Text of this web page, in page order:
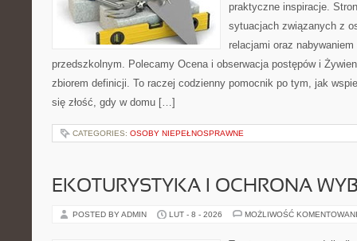
praktyczne inspiracje.
sytuacjach związanych z
relacjami oraz
przedszkolnym. Polecamy Ocena i obserwacja postępów i
zbiorem definicji. To raczej codzienny pomocnik po tym, jak
się złość, gdy w domu […]
CATEGORIES: OSOBY NIEPEŁNOSPRAWNE
EKOTURYSTYKA I OCHRONA
POSTED BY ADMIN LUT - 8 - 2026 MOŻLIWOŚĆ